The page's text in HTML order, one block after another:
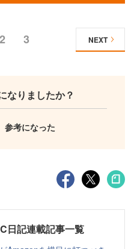
2 3 NEXT
なりましたか？
参考になった
日記連載記事一覧